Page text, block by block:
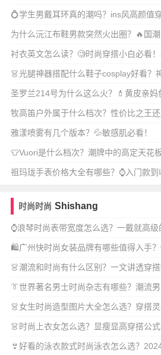
略！✨
💍学生男戴耳环真的潮吗？ins风高颜值
为什么沅江布鞋男款突然火出圈？🔥国
衬衣英文怎么读？🧐时尚穿搭小白必看
念吗？
👗光腿神器搭配什么鞋子cosplay好看？
圣罗兰214号为什么这么火？💄黄皮亲妈
牧高笛户外属于什么档次？性价比之王还
雅漾喷雾有几个版本？💦敏感肌必看！
👕Vuori是什么档次？潮牌中的高定天花
祖玛珑手表价格大全有哪些？⌚️入门款到
时尚时尚 Shishang
⌚️浪琴时尚表带宽度怎么选？一戴就高级
🛍️广州快时尚女装品牌有哪些值得入手
👗潮流和时尚有什么区别？一文讲透穿
👔世界著名男士时尚杂志有哪些？潮流
👗女生时尚造型图片大全怎么选？穿搭
👗时尚上衣女怎么选？显瘦显高穿搭公
👙好看的泳衣款式时尚泳衣怎么选？